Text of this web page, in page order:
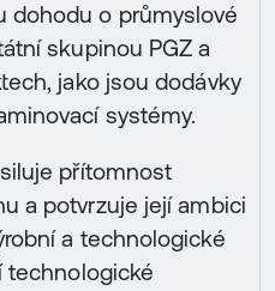
dohodu o průmyslové
skupinou PGZ a
jako jsou dodávky
systémy.
přítomnost
a potvrzuje její ambici
a technologické
technologické